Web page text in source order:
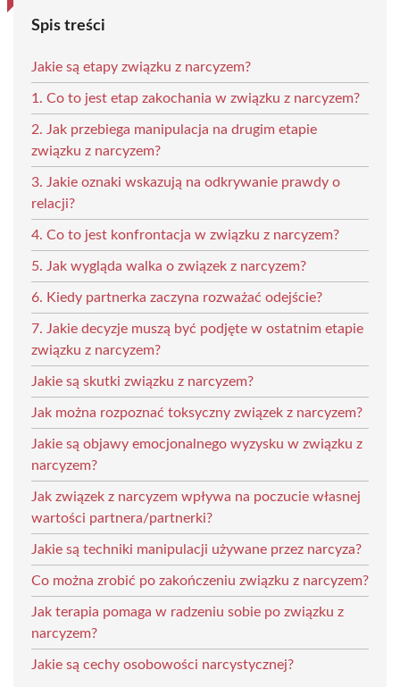
Spis treści
Jakie są etapy związku z narcyzem?
1. Co to jest etap zakochania w związku z narcyzem?
2. Jak przebiega manipulacja na drugim etapie
związku z narcyzem?
3. Jakie oznaki wskazują na odkrywanie prawdy o
relacji?
4. Co to jest konfrontacja w związku z narcyzem?
5. Jak wygląda walka o związek z narcyzem?
6. Kiedy partnerka zaczyna rozważać odejście?
7. Jakie decyzje muszą być podjęte w ostatnim etapie
związku z narcyzem?
Jakie są skutki związku z narcyzem?
Jak można rozpoznać toksyczny związek z narcyzem?
Jakie są objawy emocjonalnego wyzysku w związku z
narcyzem?
Jak związek z narcyzem wpływa na poczucie własnej
wartości partnera/partnerki?
Jakie są techniki manipulacji używane przez narcyza?
Co można zrobić po zakończeniu związku z narcyzem?
Jak terapia pomaga w radzeniu sobie po związku z
narcyzem?
Jakie są cechy osobowości narcystycznej?